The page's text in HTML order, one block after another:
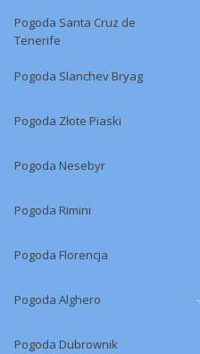
Pogoda Santa Cruz de
Tenerife
Pogoda Slanchev Bryag
Pogoda Złote Piaski
Pogoda Nesebyr
Pogoda Rimini
Pogoda Florencja
Pogoda Alghero
Pogoda Dubrownik